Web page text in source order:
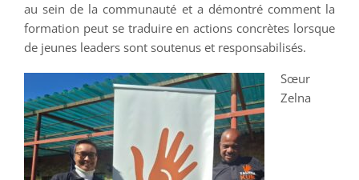
au sein de la communauté et a démontré comment la
formation peut se traduire en actions concrètes lorsque
de jeunes leaders sont soutenus et responsabilisés.
Sœur
Zelna